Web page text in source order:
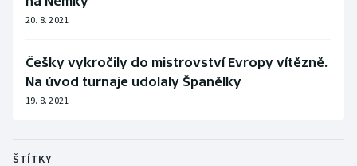
20. 8. 2021
Češky vykročily do mistrovství Evropy vítězně.
Na úvod turnaje udolaly Španělky
19. 8. 2021
ŠTÍTKY